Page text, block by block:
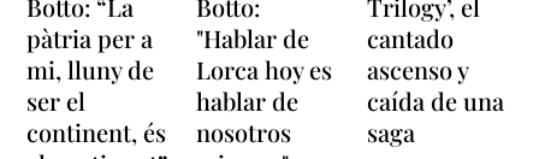
Botto: “La
pàtria per a
mi, lluny de
ser el
continent, és
Botto:
"Hablar de
Lorca hoy es
hablar de
nosotros
Trilogy’, el
cantado
ascenso y
caída de una
saga